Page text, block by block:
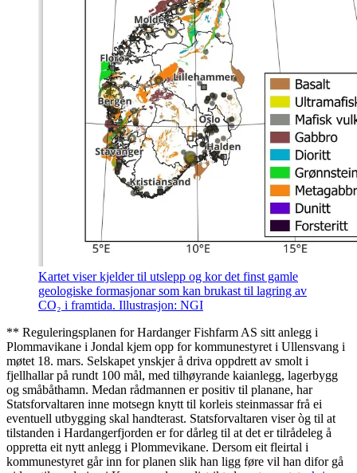
Kartet viser kjelder til utslepp og kor det finst gamle
geologiske formasjonar som kan brukast til lagring av
CO₂ i framtida. Illustrasjon: NGI
** Reguleringsplanen for Hardanger Fishfarm AS sitt anlegg i
Plommavikane i Jondal kjem opp for kommunestyret i Ullensvang i
møtet 18. mars. Selskapet ynskjer å driva oppdrett av smolt i
fjellhallar på rundt 100 mål, med tilhøyrande kaianlegg, lagerbygg
og småbåthamn. Medan rådmannen er positiv til planane, har
Statsforvaltaren inne motsegn knytt til korleis steinmassar frå ei
eventuell utbygging skal handterast. Statsforvaltaren viser òg til at
tilstanden i Hardangerfjorden er for dårleg til at det er tilrådeleg å
oppretta eit nytt anlegg i Plommevikane. Dersom eit fleirtal i
kommunestyret går inn for planen slik han ligg føre vil han difor gå